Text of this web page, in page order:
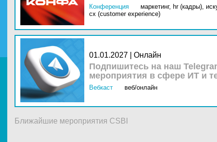
Конференция маркетинг, hr (кадры),
cx (customer experience)
01.01.2027 | Онлайн
Подпишитесь на наш
мероприятия в сфере ИТ и
Вебкаст веб/онлайн
Ближайшие мероприятия CSBI